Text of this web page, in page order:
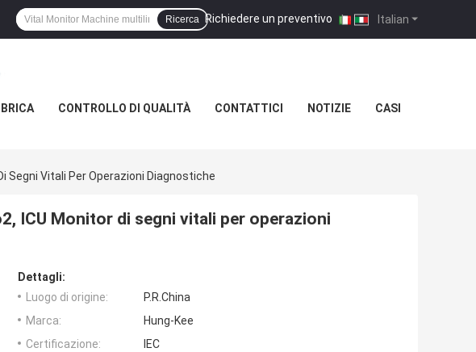
Italian
Richiedere un preventivo |
Ricerca
CONTROLLO DI QUALITÀ CONTATTICI NOTIZIE CASI
Segni Vitali Per Operazioni Diagnostiche
ICU Monitor di segni vitali per operazioni
Dettagli:
Luogo di origine:
P.R.China
Marca:
Hung-Kee
Certificazione:
IEC